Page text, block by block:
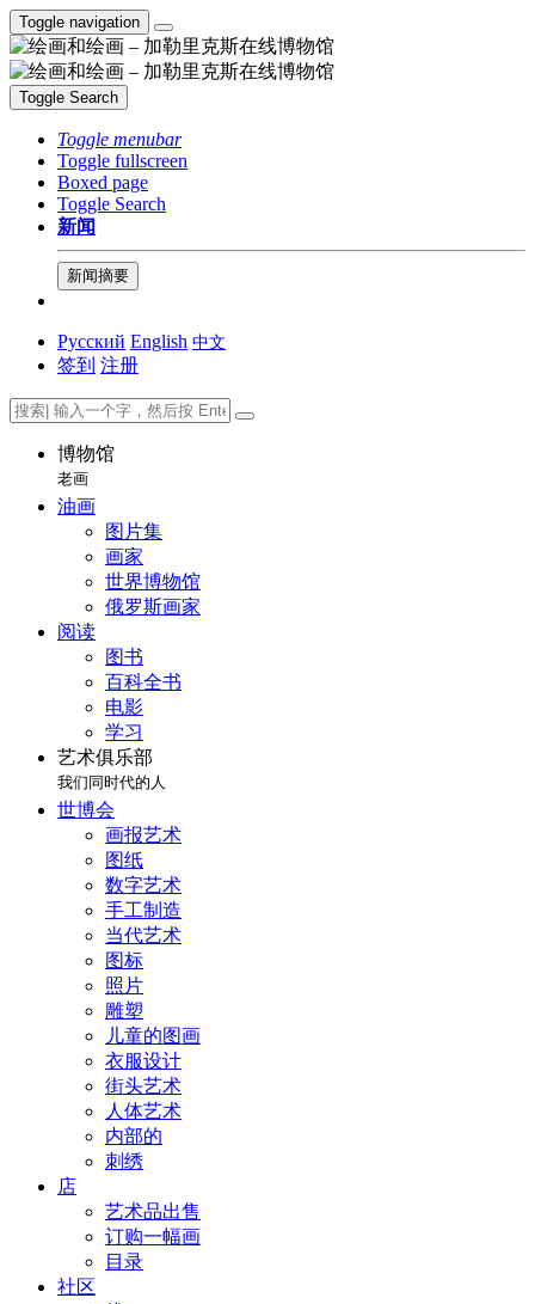
Toggle navigation
Toggle Search
Toggle menubar
Toggle fullscreen
Boxed page
Toggle Search
新闻
新闻摘要
Русский English 中文
签到 注册
博物馆
老画
油画
图片集
画家
世界博物馆
俄罗斯画家
阅读
图书
百科全书
电影
学习
艺术俱乐部
我们同时代的人
世博会
画报艺术
图纸
数字艺术
手工制造
当代艺术
图标
照片
雕塑
儿童的图画
衣服设计
街头艺术
人体艺术
内部的
刺绣
店
艺术品出售
订购一幅画
目录
社区